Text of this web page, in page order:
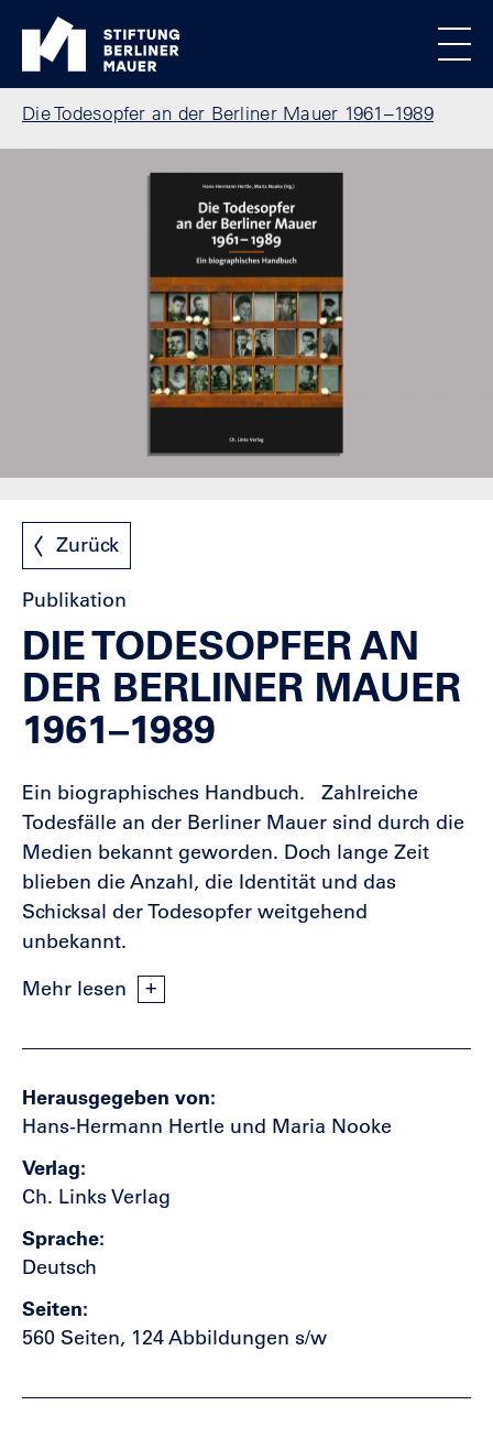
Direkt zum Inhalt
Standortmenu
Show locations
Alle Standorte
Stiftung Berliner Mauer Startseite
Pfadnavigation
Die Todesopfer an der Berliner Mauer 1961–1989
Zurück
Publikation
DIE TODESOPFER AN
DER BERLINER MAUER
1961–1989
Ein biographisches Handbuch. Zahlreiche
Todesfälle an der Berliner Mauer sind durch die
Medien bekannt geworden. Doch lange Zeit
blieben die Anzahl, die Identität und das
Schicksal der Todesopfer weitgehend
unbekannt.
Mehr lesen
Herausgegeben von
Hans-Hermann Hertle und Maria Nooke
Verlag
Ch. Links Verlag
Sprache
Deutsch
Seiten
560 Seiten, 124 Abbildungen s/w